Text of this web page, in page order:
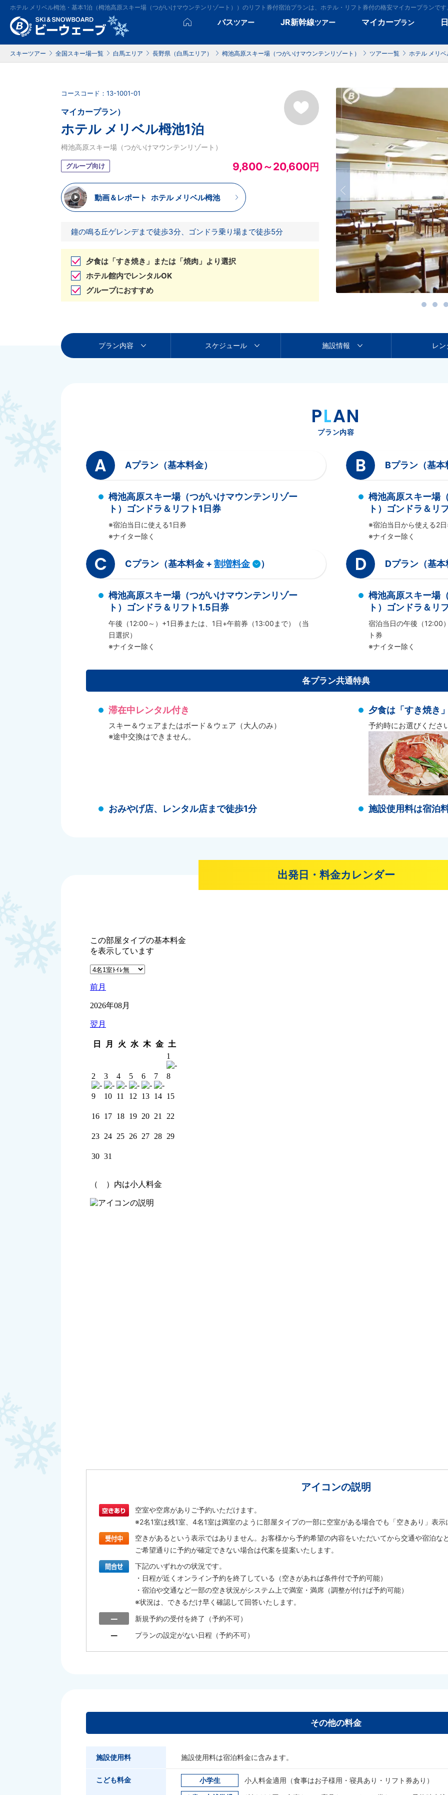
ホテル メリベル栂池・基本1泊（栂池高原スキー場（つがいけマウンテンリゾート））のリフト券付宿泊プランは、ホテル・リフト券付の格安マイカープランです
バスツアー JR新幹線ツアー マイカープラン
スキーツアー 全国スキー場一覧 白馬エリア 長野県（白馬エリア） 栂池高原スキー場（つがいけマウンテンリゾート） ツアー一覧 ホテル メリ
コースコード：13-1001-01
マイカープラン）
ホテル メリベル栂池1泊
栂池高原スキー場（つがいけマウンテンリゾート）
グループ向け 9,800～20,600円
動画＆レポート ホテル メリベル栂池
鐘の鳴る丘ゲレンデまで徒歩3分、ゴンドラ乗り場まで徒歩5分
夕食は「すき焼き」または「焼肉」より選択
ホテル館内でレンタルOK
グループにおすすめ
プラン内容 スケジュール 施設情報 レ
PLAN
プラン内容
A Aプラン（基本料金）
栂池高原スキー場（つがいけマウンテンリゾー
ト）ゴンドラ＆リフト1日券
※宿泊当日に使える1日券
※ナイター除く
B Bプラン（基
栂池高原スキー場
ト）ゴンドラ＆リ
※宿泊当日から使える2
※ナイター除く
C Cプラン（基本料金 + 割増料金 ）
栂池高原スキー場（つがいけマウンテンリゾー
ト）ゴンドラ＆リフト1.5日券
午後（12:00～）+1日券または、1日+午前券（13:00まで）（当
日選択）
※ナイター除く
D Dプラン（基
栂池高原スキー場
ト）ゴンドラ＆リ
宿泊当日の午後（12:00
ト券
※ナイター除く
各プラン共通特典
滞在中レンタル付き
スキー＆ウェアまたはボード＆ウェア（大人のみ）
※途中交換はできません。
夕食は「すき焼き
予約時にお選びくださ
おみやげ店、レンタル店まで徒歩1分 施設使用料は宿泊
出発日・料金カレンダー
アイコンの説明
空室や空席がありご予約いただけます。
※2名1室は残1室、4名1室は満室のように部屋タイプの一部に空室がある場合でも「空きあり」表示
空きがあるという表示ではありません。お客様から予約希望の内容をいただいてから交通や宿泊な
ご希望通りに予約が確定できない場合は代案を提案いたします。
下記のいずれかの状況です。
・日程が近くオンライン予約を終了している（空きがあれば条件付で予約可能）
・宿泊や交通など一部の空き状況がシステム上で満室・満席（調整が付けば予約可能）
※状況は、できるだけ早く確認して回答いたします。
新規予約の受付を終了（予約不可）
プランの設定がない日程（予約不可）
その他の料金
施設使用料 施設使用料は宿泊料金に含みます。
こども料金 小学生
小人料金適用（食事はお子様用・寝具あり・リフト券あり）